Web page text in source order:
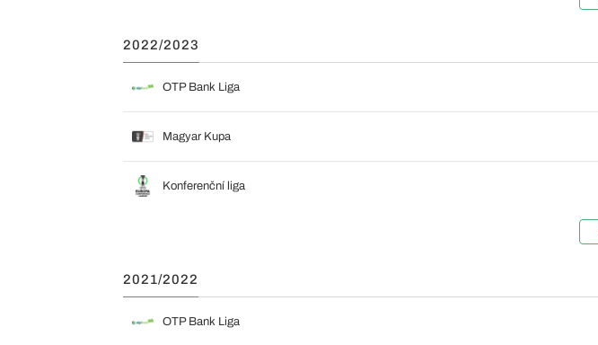
2022/2023
OTP Bank Liga
Magyar Kupa
Konferenční liga
2021/2022
OTP Bank Liga